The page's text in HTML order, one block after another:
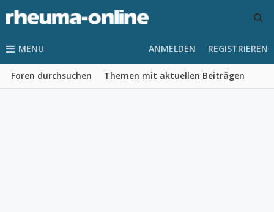
MENU
Foren durchsuchen Themen mit aktuellen Beiträgen
ANMELDEN REGISTRIEREN